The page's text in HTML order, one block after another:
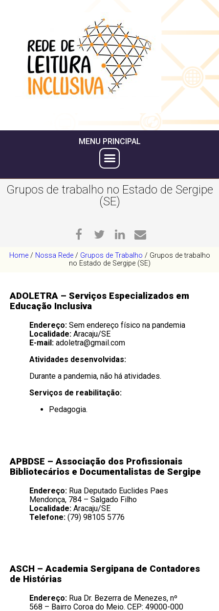
MENU PRINCIPAL
Grupos de trabalho no Estado de Sergipe
(SE)
Home/ Nossa Rede/ Grupos de Trabalho / Grupos de trabalho
no Estado de Sergipe (SE)
ADOLETRA – Serviços Especializados em
Educação Inclusiva
Endereço: Sem endereço físico na pandemia
Localidade: Aracaju/SE
E-mail: adoletra@gmail.com
Atividades desenvolvidas:
Durante a pandemia, não há atividades.
Serviços de reabilitação:
Pedagogia.
APBDSE – Associação dos Profissionais
Bibliotecários e Documentalistas de Sergipe
Endereço: Rua Deputado Euclides Paes
Mendonça, 784 – Salgado Filho
Localidade: Aracaju/SE
Telefone: (79) 98105 5776
ASCH –Academia Sergipana de Contadores
de Histórias
Endereço: Rua Dr. Bezerra de Menezes, nº
568 – Bairro Coroa do Meio. CEP: 49000-000